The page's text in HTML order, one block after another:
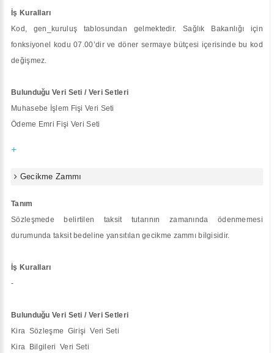
İş Kuralları
Kod, gen_kuruluş tablosundan gelmektedir. Sağlık Bakanlığı için
fonksiyonel kodu 07.00’dir ve döner sermaye bütçesi içerisinde bu kod
değişmez.
Bulunduğu Veri Seti / Veri Setleri
Muhasebe İşlem Fişi Veri Seti
Ödeme Emri Fişi Veri Seti
+
Gecikme Zammı
Tanım
Sözleşmede belirtilen taksit tutarının zamanında ödenmemesi
durumunda taksit bedeline yansıtılan gecikme zammı bilgisidir.
İş Kuralları
-
Bulunduğu Veri Seti / Veri Setleri
Kira Sözleşme Girişi Veri Seti
Kira Bilgileri Veri Seti